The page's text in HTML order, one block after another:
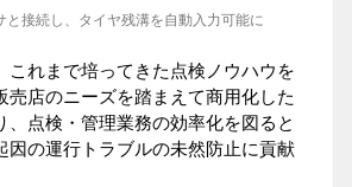
と接続し、タイヤ残溝を自動入力可能に
れまで培ってきた点検ノウハウを
売店のニーズを踏まえて商用化した
、点検・管理業務の効率化を図ると
因の運行トラブルの未然防止に貢献